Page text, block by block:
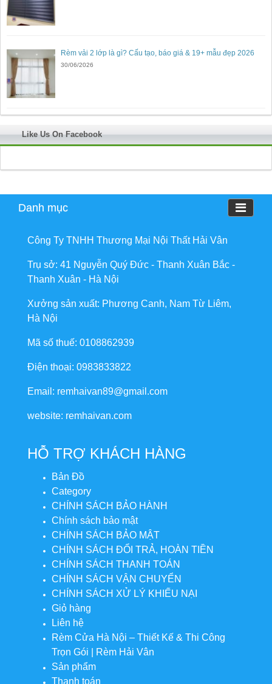
Rèm vải 2 lớp là gì? Cấu tạo, báo giá & 19+ mẫu đẹp 2026
30/06/2026
Like Us On Facebook
Danh mục
Công Ty TNHH Thương Mại Nội Thất Hải Vân
Trụ sở: 41 Nguyễn Quý Đức - Thanh Xuân Bắc -
Thanh Xuân - Hà Nội
Xưởng sản xuất: Phương Canh, Nam Từ Liêm,
Hà Nội
Mã số thuế: 0108862939
Điện thoại: 0983833822
Email: remhaivan89@gmail.com
website: remhaivan.com
HỖ TRỢ KHÁCH HÀNG
Bản Đồ
Category
CHÍNH SÁCH BẢO HÀNH
Chính sách bảo mật
CHÍNH SÁCH BẢO MẬT
CHÍNH SÁCH ĐỔI TRẢ, HOÀN TIỀN
CHÍNH SÁCH THANH TOÁN
CHÍNH SÁCH VẬN CHUYỂN
CHÍNH SÁCH XỬ LÝ KHIẾU NẠI
Giỏ hàng
Liên hệ
Rèm Cửa Hà Nội – Thiết Kế & Thi Công
Trọn Gói | Rèm Hải Vân
Sản phẩm
Thanh toán